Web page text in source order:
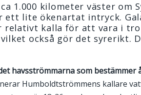
1.000 kilometer väster
ett lite ökenartat intryck.
relativt kalla för att vara i
också gör det syrerikt.
havsströmmarna som bestämmer
Humboldtströmmens kallare